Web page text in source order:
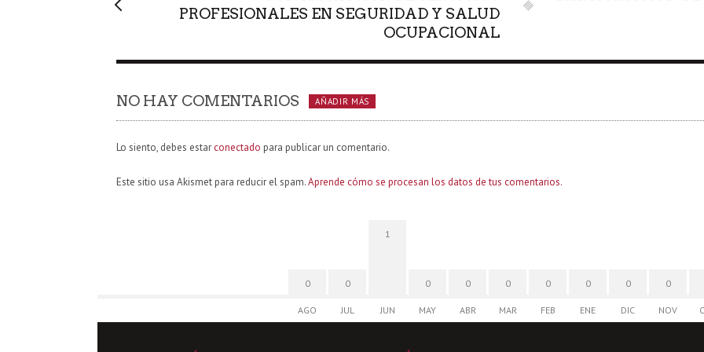
PROFESIONALES EN SEGURIDAD Y SALUD
OCUPACIONAL
NO HAY COMENTARIOS AÑADIR MÁS
Lo siento, debes estar conectado para publicar un comentario.
Este sitio usa Akismet para reducir el spam.Aprende cómo se procesan los datos de tus comentarios.
0
AGO
0
JUL
1
JUN
0
MAY
0
ABR
0
MAR
0
FEB
0
ENE
0
DIC
0
NOV